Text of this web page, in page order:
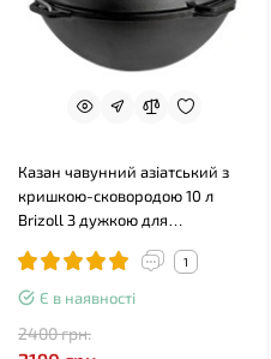
Казан чавунний азіатський з
кришкою-сковородою 10 л
Brizoll З дужкою для
1
Є в наявності
2400 грн.